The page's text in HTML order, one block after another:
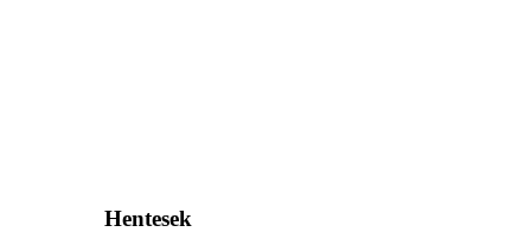
Hentesek